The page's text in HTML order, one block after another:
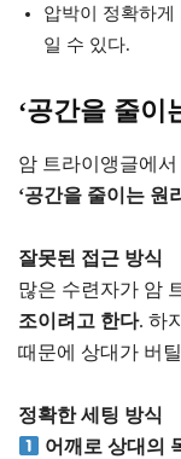
압박이 정확하
일 수 있다.
‘공간을 줄이
암 트라이앵글에
‘공간을 줄이는 원
잘못된 접근 방식
많은 수련자가 암
조이려고 한다. 하
때문에 상대가 버
정확한 세팅 방식
어깨로 상대의